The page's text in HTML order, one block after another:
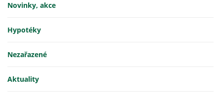
Novinky, akce
Hypotéky
Nezařazené
Aktuality